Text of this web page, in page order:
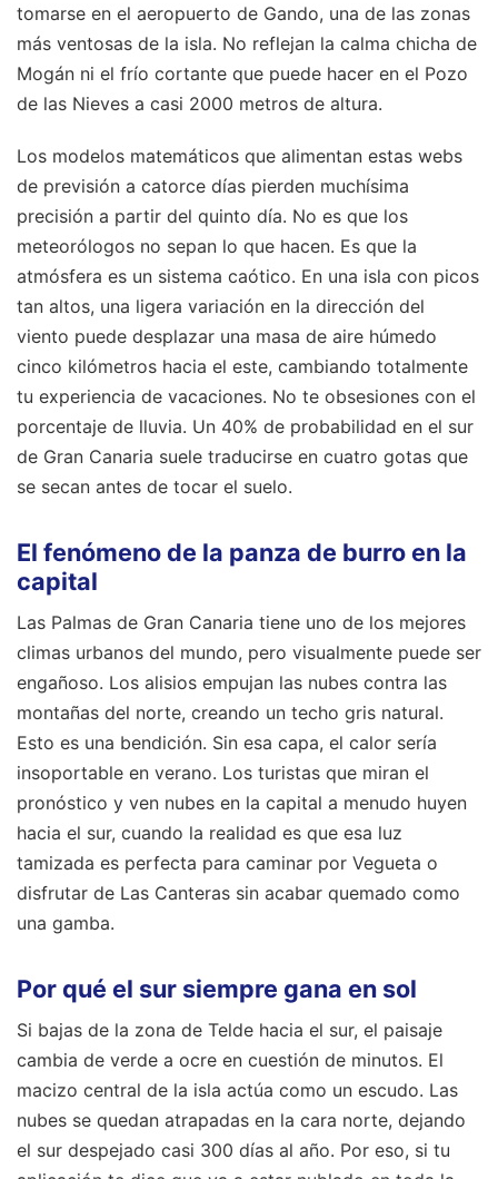
tomarse en el aeropuerto de Gando, una de las zonas
más ventosas de la isla. No reflejan la calma chicha de
Mogán ni el frío cortante que puede hacer en el Pozo
de las Nieves a casi 2000 metros de altura.
Los modelos matemáticos que alimentan estas webs
de previsión a catorce días pierden muchísima
precisión a partir del quinto día. No es que los
meteorólogos no sepan lo que hacen. Es que la
atmósfera es un sistema caótico. En una isla con picos
tan altos, una ligera variación en la dirección del
viento puede desplazar una masa de aire húmedo
cinco kilómetros hacia el este, cambiando totalmente
tu experiencia de vacaciones. No te obsesiones con el
porcentaje de lluvia. Un 40% de probabilidad en el sur
de Gran Canaria suele traducirse en cuatro gotas que
se secan antes de tocar el suelo.
El fenómeno de la panza de burro en la
capital
Las Palmas de Gran Canaria tiene uno de los mejores
climas urbanos del mundo, pero visualmente puede ser
engañoso. Los alisios empujan las nubes contra las
montañas del norte, creando un techo gris natural.
Esto es una bendición. Sin esa capa, el calor sería
insoportable en verano. Los turistas que miran el
pronóstico y ven nubes en la capital a menudo huyen
hacia el sur, cuando la realidad es que esa luz
tamizada es perfecta para caminar por Vegueta o
disfrutar de Las Canteras sin acabar quemado como
una gamba.
Por qué el sur siempre gana en sol
Si bajas de la zona de Telde hacia el sur, el paisaje
cambia de verde a ocre en cuestión de minutos. El
macizo central de la isla actúa como un escudo. Las
nubes se quedan atrapadas en la cara norte, dejando
el sur despejado casi 300 días al año. Por eso, si tu